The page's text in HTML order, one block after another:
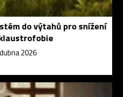
do výtahů pro snížení
2026